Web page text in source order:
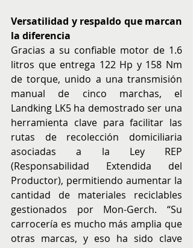
Versatilidad y respaldo que marcan
la diferencia
Gracias a su confiable motor de 1.6
litros que entrega 122 Hp y 158 Nm
de torque, unido a una transmisión
manual de cinco marchas, el
Landking LK5 ha demostrado ser una
herramienta clave para facilitar las
rutas de recolección domiciliaria
asociadas a la Ley REP
(Responsabilidad Extendida del
Productor), permitiendo aumentar la
cantidad de materiales reciclables
gestionados por Mon-Gerch. “Su
carrocería es mucho más amplia que
otras marcas, y eso ha sido clave